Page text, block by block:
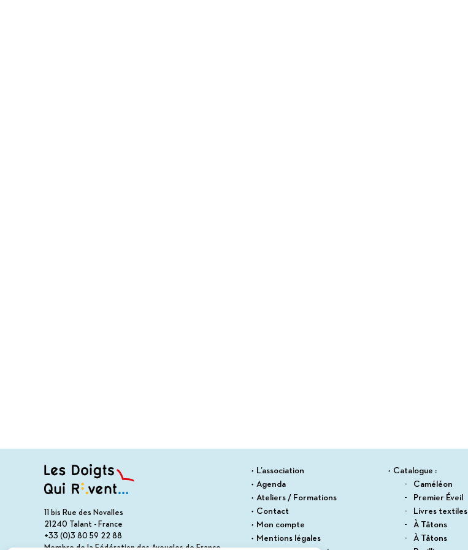
11 bis Rue des Novalles
21240 Talant - France
+33 (0)3 80 59 22 88
Membre de la Fédération des Aveugles de France
L’association
Agenda
Ateliers / Formations
Contact
Mon compte
Mentions légales
Catalogue :
Caméléon
Premier Éveil
Livres textiles
À Tâtons
À Tâtons